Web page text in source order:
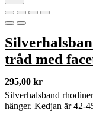
tråd med
295,00 kr
Silverhalsband
hänger. Kedjan är 42-